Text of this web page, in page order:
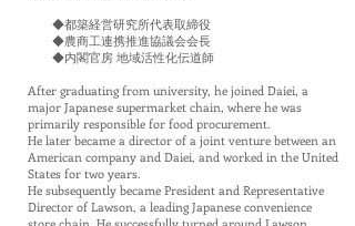
◆都築経営研究所代表取締役
◆農商工連携推進協議会会長
◆内閣官房 地域活性化伝道師
After graduating from university, he joined Daiei, a
major Japanese supermarket chain, where he was
primarily responsible for food procurement.
He later became a director of a joint venture between an
American company and Daiei, and worked in the United
States for two years.
He subsequently became President and Representative
Director of Lawson, a leading Japanese convenience